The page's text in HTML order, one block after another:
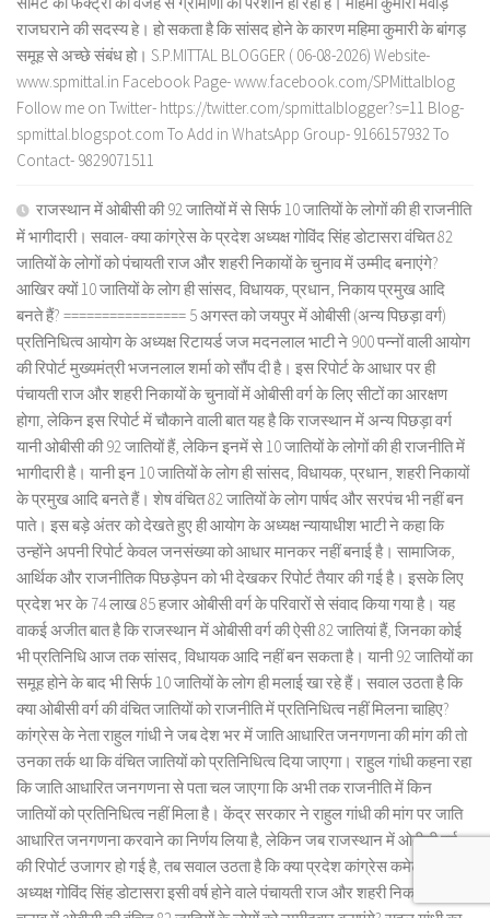
राजघराने की सदस्य हे। हो सकता है कि सांसद होने के कारण महिमा कुमारी के बांगड़
समूह से अच्छे संबंध हो। S.P.MITTAL BLOGGER ( 06-08-2026) Website-
www.spmittal.in Facebook Page- www.facebook.com/SPMittalblog
Follow me on Twitter- https://twitter.com/spmittalblogger?s=11 Blog-
spmittal.blogspot.com To Add in WhatsApp Group- 9166157932 To
Contact- 9829071511
राजस्थान में ओबीसी की 92 जातियों में से सिर्फ 10 जातियों के लोगों की ही राजनीति
में भागीदारी। सवाल- क्या कांग्रेस के प्रदेश अध्यक्ष गोविंद सिंह डोटासरा वंचित 82
जातियों के लोगों को पंचायती राज और शहरी निकायों के चुनाव में उम्मीद बनाएंगे?
आखिर क्यों 10 जातियों के लोग ही सांसद, विधायक, प्रधान, निकाय प्रमुख आदि
बनते हैं? ================ 5 अगस्त को जयपुर में ओबीसी (अन्य पिछड़ा वर्ग)
प्रतिनिधित्व आयोग के अध्यक्ष रिटायर्ड जज मदनलाल भाटी ने 900 पन्नों वाली आयोग
की रिपोर्ट मुख्यमंत्री भजनलाल शर्मा को सौंप दी है। इस रिपोर्ट के आधार पर ही
पंचायती राज और शहरी निकायों के चुनावों में ओबीसी वर्ग के लिए सीटों का आरक्षण
होगा, लेकिन इस रिपोर्ट में चौकाने वाली बात यह है कि राजस्थान में अन्य पिछड़ा वर्ग
यानी ओबीसी की 92 जातियों हैं, लेकिन इनमें से 10 जातियों के लोगों की ही राजनीति में
भागीदारी है। यानी इन 10 जातियों के लोग ही सांसद, विधायक, प्रधान, शहरी निकायों
के प्रमुख आदि बनते हैं। शेष वंचित 82 जातियों के लोग पार्षद और सरपंच भी नहीं बन
पाते। इस बड़े अंतर को देखते हुए ही आयोग के अध्यक्ष न्यायाधीश भाटी ने कहा कि
उन्होंने अपनी रिपोर्ट केवल जनसंख्या को आधार मानकर नहीं बनाई है। सामाजिक,
आर्थिक और राजनीतिक पिछड़ेपन को भी देखकर रिपोर्ट तैयार की गई है। इसके लिए
प्रदेश भर के 74 लाख 85 हजार ओबीसी वर्ग के परिवारों से संवाद किया गया है। यह
वाकई अजीत बात है कि राजस्थान में ओबीसी वर्ग की ऐसी 82 जातियां हैं, जिनका कोई
भी प्रतिनिधि आज तक सांसद, विधायक आदि नहीं बन सकता है। यानी 92 जातियों का
समूह होने के बाद भी सिर्फ 10 जातियों के लोग ही मलाई खा रहे हैं। सवाल उठता है कि
क्या ओबीसी वर्ग की वंचित जातियों को राजनीति में प्रतिनिधित्व नहीं मिलना चाहिए?
कांग्रेस के नेता राहुल गांधी ने जब देश भर में जाति आधारित जनगणना की मांग की तो
उनका तर्क था कि वंचित जातियों को प्रतिनिधित्व दिया जाएगा। राहुल गांधी कहना रहा
कि जाति आधारित जनगणना से पता चल जाएगा कि अभी तक राजनीति में किन
जातियों को प्रतिनिधित्व नहीं मिला है। केंद्र सरकार ने राहुल गांधी की मांग पर जाति
आधारित जनगणना करवाने का निर्णय लिया है, लेकिन जब राजस्थान में ओबीसी वर्ग
की रिपोर्ट उजागर हो गई है, तब सवाल उठता है कि क्या प्रदेश कांग्रेस कमेटी के
अध्यक्ष गोविंद सिंह डोटासरा इसी वर्ष होने वाले पंचायती राज और शहरी निकायों के